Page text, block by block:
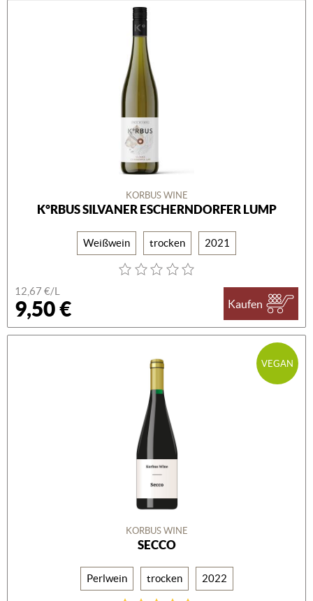
KORBUS WINE
K°RBUS SILVANER ESCHERNDORFER LUMP
Weißwein trocken 2021
12,67 €/L
9,50 € Kaufen
VEGAN
KORBUS WINE
SECCO
Perlwein trocken 2022